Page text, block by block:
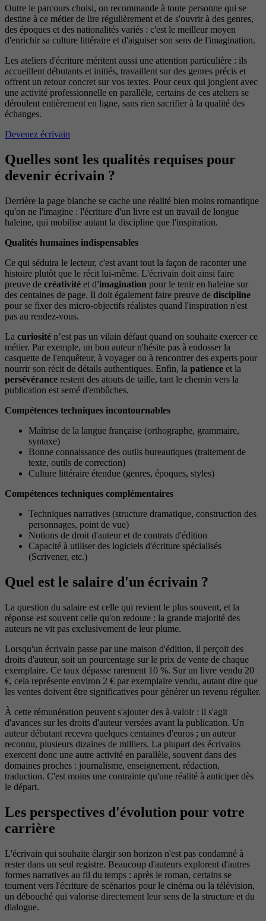
Outre le parcours choisi, on recommande à toute personne qui se
destine à ce métier de lire régulièrement et de s'ouvrir à des genres,
des époques et des nationalités variés : c'est le meilleur moyen
d'enrichir sa culture littéraire et d'aiguiser son sens de l'imagination.
Les ateliers d'écriture méritent aussi une attention particulière : ils
accueillent débutants et initiés, travaillent sur des genres précis et
offrent un retour concret sur vos textes. Pour ceux qui jonglent avec
une activité professionnelle en parallèle, certains de ces ateliers se
déroulent entièrement en ligne, sans rien sacrifier à la qualité des
échanges.
Devenez écrivain
Quelles sont les qualités requises pour
devenir écrivain ?
Derrière la page blanche se cache une réalité bien moins romantique
qu'on ne l'imagine : l'écriture d'un livre est un travail de longue
haleine, qui mobilise autant la discipline que l'inspiration.
Qualités humaines indispensables
Ce qui séduira le lecteur, c'est avant tout la façon de raconter une
histoire plutôt que le récit lui-même. L'écrivain doit ainsi faire
preuve de créativité et d'imagination pour le tenir en haleine sur
des centaines de page. Il doit également faire preuve de discipline
pour se fixer des micro-objectifs réalistes quand l'inspiration n'est
pas au rendez-vous.
La curiosité n’est pas un vilain défaut quand on souhaite exercer ce
métier. Par exemple, un bon auteur n'hésite pas à endosser la
casquette de l'enquêteur, à voyager ou à rencontrer des experts pour
nourrir son récit de détails authentiques. Enfin, la patience et la
persévérance restent des atouts de taille, tant le chemin vers la
publication est semé d'embûches.
Compétences techniques incontournables
Maîtrise de la langue française (orthographe, grammaire,
syntaxe)
Bonne connaissance des outils bureautiques (traitement de
texte, outils de correction)
Culture littéraire étendue (genres, époques, styles)
Compétences techniques complémentaires
Techniques narratives (structure dramatique, construction des
personnages, point de vue)
Notions de droit d'auteur et de contrats d'édition
Capacité à utiliser des logiciels d'écriture spécialisés
(Scrivener, etc.)
Quel est le salaire d'un écrivain ?
La question du salaire est celle qui revient le plus souvent, et la
réponse est souvent celle qu'on redoute : la grande majorité des
auteurs ne vit pas exclusivement de leur plume.
Lorsqu'un écrivain passe par une maison d'édition, il perçoit des
droits d'auteur, soit un pourcentage sur le prix de vente de chaque
exemplaire. Ce taux dépasse rarement 10 %. Sur un livre vendu 20
€, cela représente environ 2 € par exemplaire vendu, autant dire que
les ventes doivent être significatives pour générer un revenu régulier.
À cette rémunération peuvent s'ajouter des à-valoir : il s'agit
d'avances sur les droits d'auteur versées avant la publication. Un
auteur débutant recevra quelques centaines d'euros ; un auteur
reconnu, plusieurs dizaines de milliers. La plupart des écrivains
exercent donc une autre activité en parallèle, souvent dans des
domaines proches : journalisme, enseignement, rédaction,
traduction. C'est moins une contrainte qu'une réalité à anticiper dès
le départ.
Les perspectives d'évolution pour votre
carrière
L'écrivain qui souhaite élargir son horizon n'est pas condamné à
rester dans un seul registre. Beaucoup d'auteurs explorent d'autres
formes narratives au fil du temps : après le roman, certains se
tournent vers l'écriture de scénarios pour le cinéma ou la télévision,
un débouché qui valorise directement leur sens de la structure et du
dialogue.